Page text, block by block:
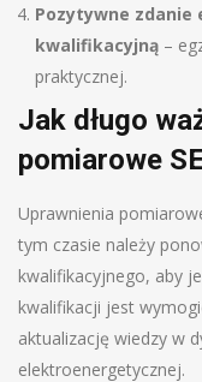
Pozytywne zdanie
kwalifikacyjną –
praktycznej.
Jak długo
pomiarowe
Uprawnienia
tym czasie należy
kwalifikacyjnego, aby
kwalifikacji jest
aktualizację wiedzy w
elektroenergetycznej.